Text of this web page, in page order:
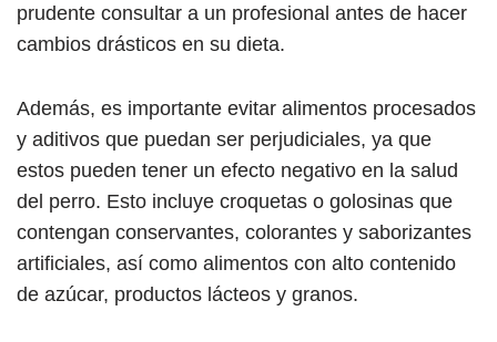
prudente consultar a un profesional antes de hacer
cambios drásticos en su dieta.
Además, es importante evitar alimentos procesados
y aditivos que puedan ser perjudiciales, ya que
estos pueden tener un efecto negativo en la salud
del perro. Esto incluye croquetas o golosinas que
contengan conservantes, colorantes y saborizantes
artificiales, así como alimentos con alto contenido
de azúcar, productos lácteos y granos.